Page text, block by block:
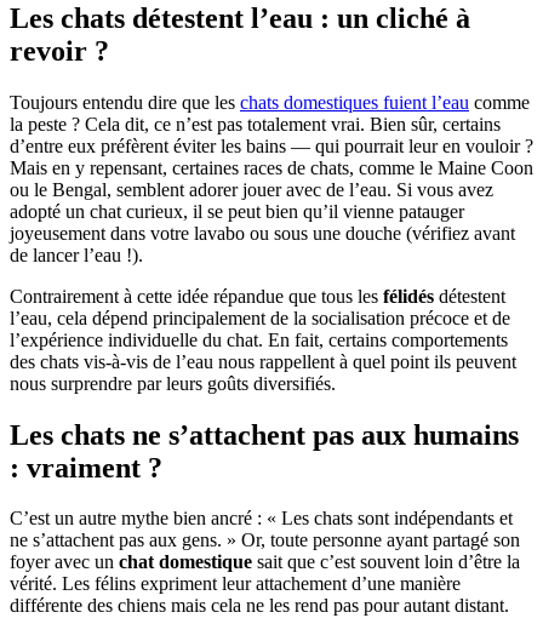
Les chats détestent l’eau : un cliché à
revoir ?
Toujours entendu dire que les chats domestiques fuient l’eau comme
la peste ? Cela dit, ce n’est pas totalement vrai. Bien sûr, certains
d’entre eux préfèrent éviter les bains — qui pourrait leur en vouloir ?
Mais en y repensant, certaines races de chats, comme le Maine Coon
ou le Bengal, semblent adorer jouer avec de l’eau. Si vous avez
adopté un chat curieux, il se peut bien qu’il vienne patauger
joyeusement dans votre lavabo ou sous une douche (vérifiez avant
de lancer l’eau !).
Contrairement à cette idée répandue que tous les félidés détestent
l’eau, cela dépend principalement de la socialisation précoce et de
l’expérience individuelle du chat. En fait, certains comportements
des chats vis-à-vis de l’eau nous rappellent à quel point ils peuvent
nous surprendre par leurs goûts diversifiés.
Les chats ne s’attachent pas aux humains
: vraiment ?
C’est un autre mythe bien ancré : « Les chats sont indépendants et
ne s’attachent pas aux gens. » Or, toute personne ayant partagé son
foyer avec un chat domestique sait que c’est souvent loin d’être la
vérité. Les félins expriment leur attachement d’une manière
différente des chiens mais cela ne les rend pas pour autant distant.